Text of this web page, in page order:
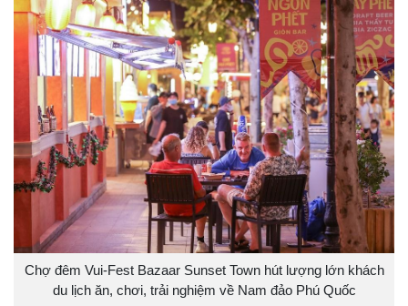
Chợ đêm Vui-Fest Bazaar Sunset Town hút lượng lớn khách
du lịch ăn, chơi, trải nghiệm về Nam đảo Phú Quốc